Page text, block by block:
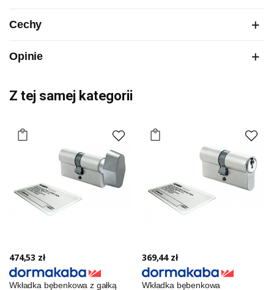
Cechy
Opinie
Z tej samej kategorii
474,53 zł
Wkładka bębenkowa z gałką
369,44 zł
Wkładka bębenkowa